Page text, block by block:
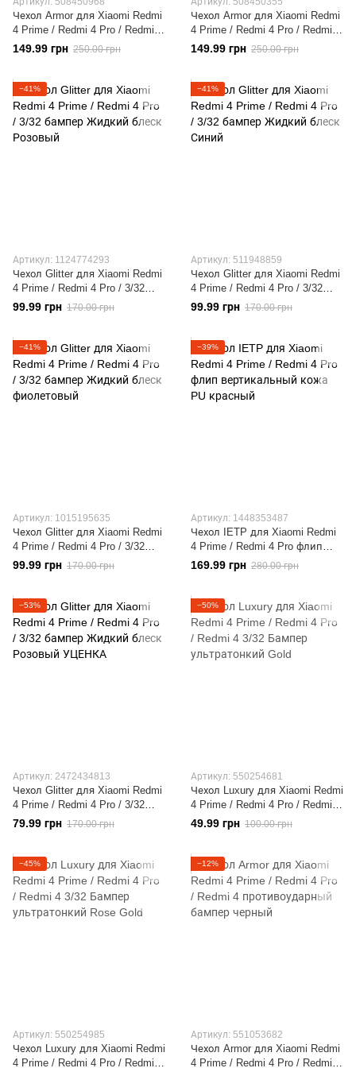
Чехол Armor для Xiaomi Redmi
4 Prime / Redmi 4 Pro / Redmi 4
противоударный бампер
149.99 грн 250.00 грн
Чехол Armor для Xiaomi Redmi
4 Prime / Redmi 4 Pro / Redmi 4
противоударный бампер
149.99 грн 250.00 грн
−41%
Артикул: 1124774293
Чехол Glitter для Xiaomi Redmi
4 Prime / Redmi 4 Pro / 3/32
бампер Жидкий блеск
Розовый
99.99 грн 170.00 грн
−41%
Артикул: 511948859
Чехол Glitter для Xiaomi Redmi
4 Prime / Redmi 4 Pro / 3/32
бампер Жидкий блеск Синий
99.99 грн 170.00 грн
−41%
Артикул: 1015195635
Чехол Glitter для Xiaomi Redmi
4 Prime / Redmi 4 Pro / 3/32
бампер Жидкий блеск
фиолетовый
99.99 грн 170.00 грн
−39%
Артикул: 1448353487
Чехол IETP для Xiaomi Redmi
4 Prime / Redmi 4 Pro флип
вертикальный кожа PU
169.99 грн 280.00 грн
−53%
Артикул: 2472434813
Чехол Glitter для Xiaomi Redmi
4 Prime / Redmi 4 Pro / 3/32
бампер Жидкий блеск
Розовый УЦЕНКА
79.99 грн 170.00 грн
−50%
Артикул: 550254681
Чехол Luxury для Xiaomi Redmi
4 Prime / Redmi 4 Pro / Redmi 4
3/32 Бампер ультратонкий
49.99 грн 100.00 грн
−45%
Артикул: 550254985
Чехол Luxury для Xiaomi Redmi
4 Prime / Redmi 4 Pro / Redmi 4
−12%
Артикул: 551053682
Чехол Armor для Xiaomi Redmi
4 Prime / Redmi 4 Pro / Redmi 4